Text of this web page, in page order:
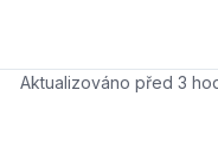
Aktualizováno před 3